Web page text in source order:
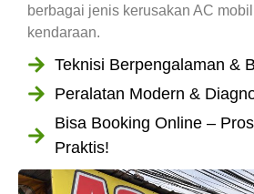
berbagai jenis kerusakan AC
kendaraan.
Teknisi Berpengalaman &
Peralatan Modern &
Bisa Booking Online –
Praktis!